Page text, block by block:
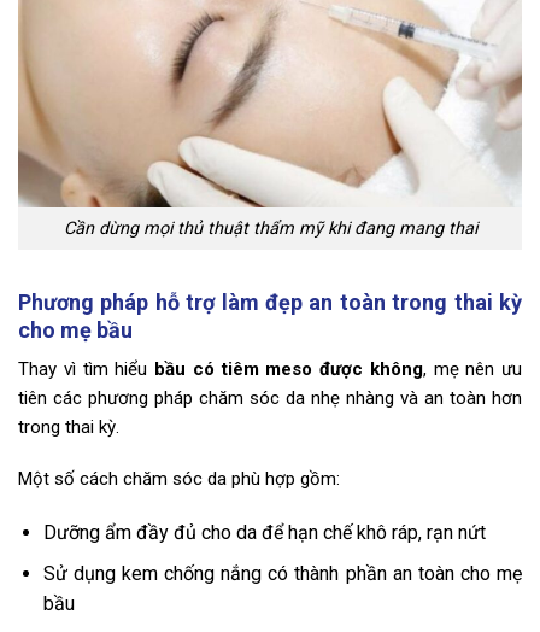
Cần dừng mọi thủ thuật thẩm mỹ khi đang mang thai
Phương pháp hỗ trợ làm đẹp an toàn trong thai kỳ
cho mẹ bầu
Thay vì tìm hiểu bầu có tiêm meso được không, mẹ nên ưu
tiên các phương pháp chăm sóc da nhẹ nhàng và an toàn hơn
trong thai kỳ.
Một số cách chăm sóc da phù hợp gồm:
Dưỡng ẩm đầy đủ cho da để hạn chế khô ráp, rạn nứt
Sử dụng kem chống nắng có thành phần an toàn cho mẹ
bầu